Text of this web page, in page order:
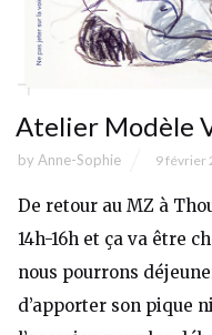
Atelier Modèle
by Anne-Sophie 9 février
De retour au MZ à
14h-16h et ça va être
nous pourrons
d’apporter son pique